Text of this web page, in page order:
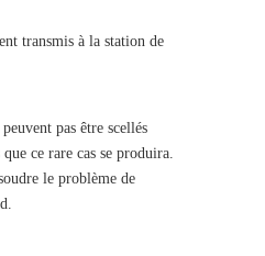
transmis à la station de
pas être scellés
ce rare cas se produira.
le problème de